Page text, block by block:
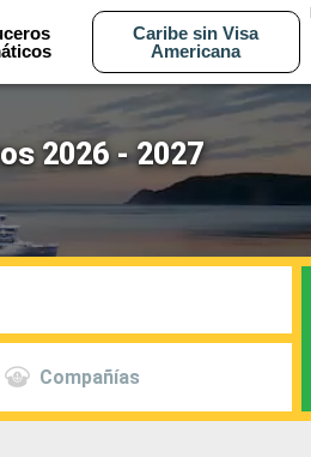
Caribe sin Visa
Americana
2026 - 2027
Compañías